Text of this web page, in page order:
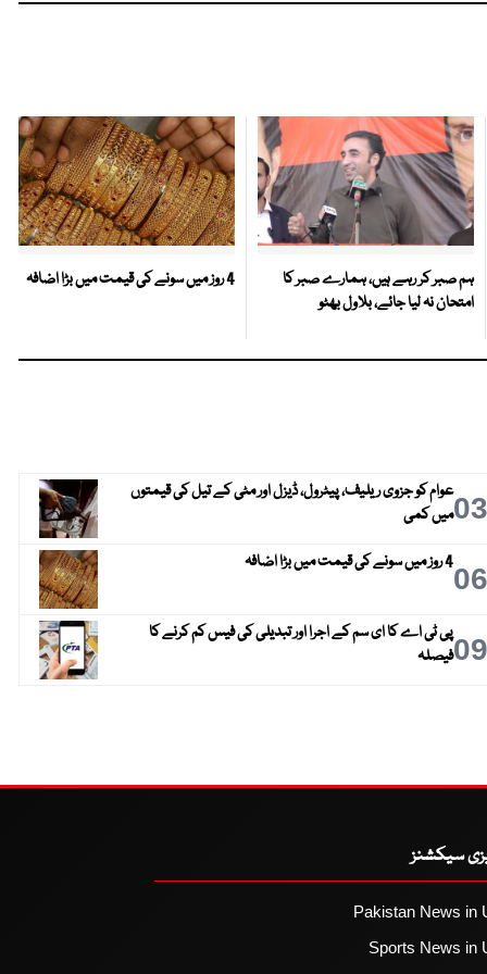
ہم صبر کر رہے ہیں، ہمارے صبر کا
امتحان نہ لیا جائے، بلاول بھٹو
4 روز میں سونے کی قیمت میں بڑا اضافہ
03عوام کو جزوی ریلیف، پیٹرول، ڈیزل اور مٹی کے تیل کی قیمتوں
میں کمی
064 روز میں سونے کی قیمت میں بڑا اضافہ
09پی ٹی اے کا ای سم کے اجرا اور تبدیلی کی فیس کم کرنے کا
فیصلہ
سیکشنز
Pakistan News in
Sports News in